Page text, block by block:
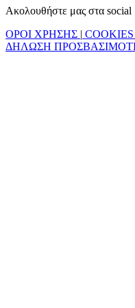
Ακολουθήστε μας στα social
ΟΡΟΙ ΧΡΗΣΗΣ | COOKIES
ΔΗΛΩΣΗ